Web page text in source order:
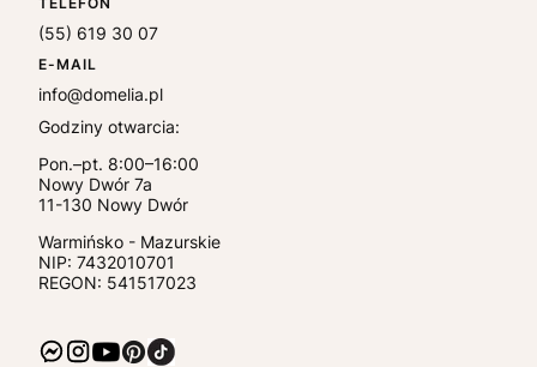
(55) 619 30 07
E-MAIL
info@domelia.pl
Godziny otwarcia:
Pon.–pt. 8:00–16:00
Nowy Dwór 7a
11-130 Nowy Dwór
Warmińsko - Mazurskie
NIP: 7432010701
REGON: 541517023